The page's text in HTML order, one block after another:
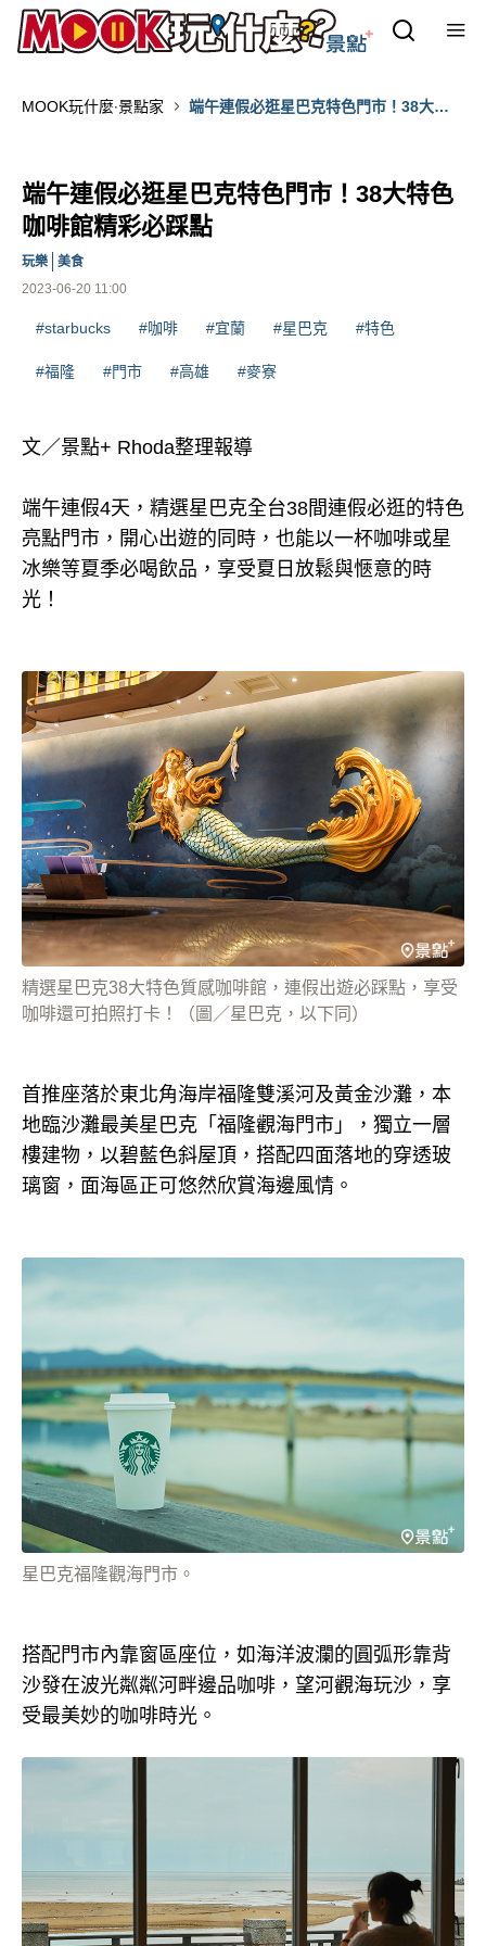
MOOK玩什麼‧景點家
端午連假必逛星巴克特色門市！38大特
端午連假必逛星巴克特色門市！38大特色
咖啡館精彩必踩點
2023-06-20 11:00
玩樂 美食
#starbucks #咖啡 #宜蘭 #星巴克 #特色
#福隆 #門市 #高雄 #麥寮
文／景點+ Rhoda整理報導
端午連假4天，精選星巴克全台38間連假必逛的特色
亮點門市，開心出遊的同時，也能以一杯咖啡或星
冰樂等夏季必喝飲品，享受夏日放鬆與愜意的時
光！
精選星巴克38大特色質感咖啡館，連假出遊必踩點，享受
咖啡還可拍照打卡！（圖／星巴克，以下同）
首推座落於東北角海岸福隆雙溪河及黃金沙灘，本
地臨沙灘最美星巴克「福隆觀海門市」，獨立一層
樓建物，以碧藍色斜屋頂，搭配四面落地的穿透玻
璃窗，面海區正可悠然欣賞海邊風情。
星巴克福隆觀海門市。
搭配門市內靠窗區座位，如海洋波瀾的圓弧形靠背
沙發在波光粼粼河畔邊品咖啡，望河觀海玩沙，享
受最美妙的咖啡時光。